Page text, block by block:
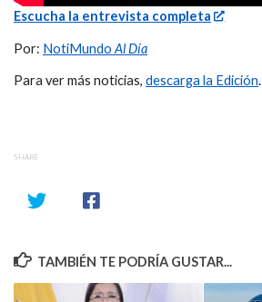
Escucha la entrevista completa
Por: NotiMundo Al Día
Para ver más noticias, descarga la Edición.
SHARE
TAMBIÉN TE PODRÍA GUSTAR...